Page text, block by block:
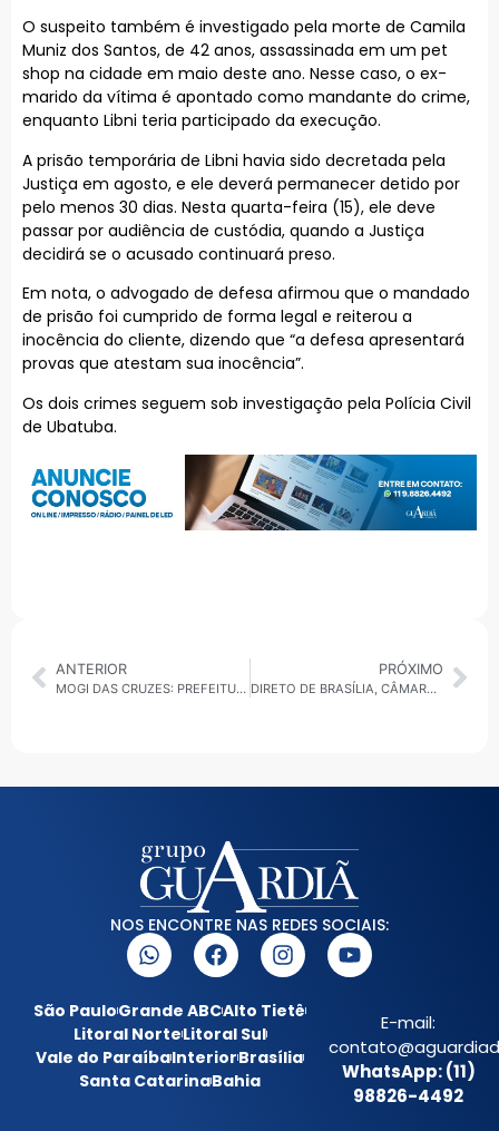
O suspeito também é investigado pela morte de Camila
Muniz dos Santos, de 42 anos, assassinada em um pet
shop na cidade em maio deste ano. Nesse caso, o ex-
marido da vítima é apontado como mandante do crime,
enquanto Libni teria participado da execução.
A prisão temporária de Libni havia sido decretada pela
Justiça em agosto, e ele deverá permanecer detido por
pelo menos 30 dias. Nesta quarta-feira (15), ele deve
passar por audiência de custódia, quando a Justiça
decidirá se o acusado continuará preso.
Em nota, o advogado de defesa afirmou que o mandado
de prisão foi cumprido de forma legal e reiterou a
inocência do cliente, dizendo que “a defesa apresentará
provas que atestam sua inocência”.
Os dois crimes seguem sob investigação pela Polícia Civil
de Ubatuba.
ANTERIOR
MOGI DAS CRUZES: PREFEITURA ALERTA PARA RISCOS DA REALIZAÇÃO DE EVENTOS ESPORTIVOS SEM AUTORIZAÇÃO
PRÓXIMO
DIRETO DE BRASÍLIA, CÂMARA VOLTA A DISCUTIR REGULAMENTAÇÃO DOS APLICATIVOS DE TRANSPORTE
NOS ENCONTRE NAS REDES SOCIAIS:
São PauloGrande ABCAlto Tietê
Litoral NorteLitoral Sul
Vale do ParaíbaInteriorBrasília
Santa CatarinaBahia
E-mail:
WhatsApp: (11)
98826-4492